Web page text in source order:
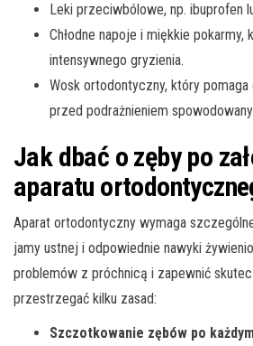
Leki przeciwbólowe, np. ibuprofen
Chłodne napoje i miękkie pokarmy,
intensywnego gryzienia.
Wosk ortodontyczny, który
przed podrażnieniem
Jak dbać o zęby po
aparatu
Aparat ortodontyczny wymaga
jamy ustnej i odpowiednie nawyki
problemów z próchnicą i zapewnić
przestrzegać kilku zasad:
Szczotkowanie zębów po